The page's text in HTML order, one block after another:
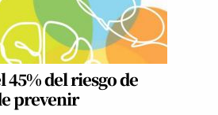
45% del riesgo de
prevenir